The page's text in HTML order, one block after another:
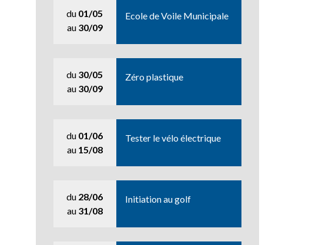
du 01/05
au 30/09
Ecole de Voile Municipale
du 30/05
au 30/09
Zéro plastique
du 01/06
au 15/08
Tester le vélo électrique
du 28/06
au 31/08
Initiation au golf